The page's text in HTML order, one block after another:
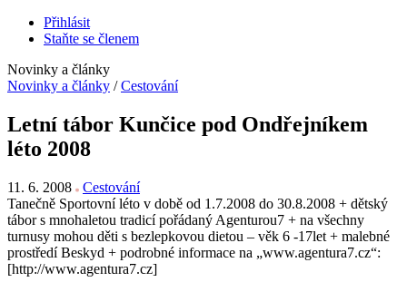
Přihlásit
Staňte se členem
Novinky a články
Novinky a články / Cestování
Letní tábor Kunčice pod Ondřejníkem
léto 2008
11. 6. 2008
Cestování
Tanečně Sportovní léto v době od 1.7.2008 do 30.8.2008 + dětský
tábor s mnohaletou tradicí pořádaný Agenturou7 + na všechny
turnusy mohou děti s bezlepkovou dietou – věk 6 -17let + malebné
prostředí Beskyd + podrobné informace na „www.agentura7.cz“:
[http://www.agentura7.cz]